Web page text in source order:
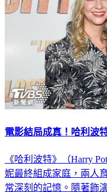
電影結局成真！哈利波
《哈利波特》（Harry
妮最終組成家庭，兩人
常深刻的記憶。隨著飾